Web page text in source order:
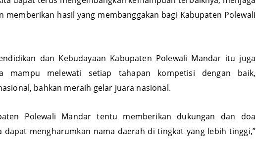
dapat terus mengembangkan kemampuan terbaiknya, menjaga
memberikan hasil yang membanggakan bagi Kabupaten Polewali
dan Kebudayaan Kabupaten Polewali Mandar itu juga
mampu melewati setiap tahapan kompetisi dengan baik,
bahkan meraih gelar juara nasional.
Polewali Mandar tentu memberikan dukungan dan doa
dapat mengharumkan nama daerah di tingkat yang lebih tinggi,”